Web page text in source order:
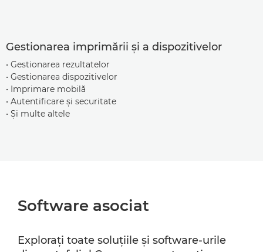
Gestionarea imprimării şi a dispozitivelor
• Gestionarea rezultatelor
• Gestionarea dispozitivelor
• Imprimare mobilă
• Autentificare şi securitate
• Şi multe altele
Software asociat
Exploraţi toate soluţiile şi software-urile